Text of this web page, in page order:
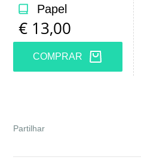
Papel
€ 13,00
COMPRAR
Partilhar